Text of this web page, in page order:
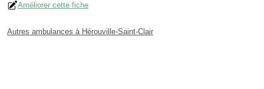
Améliorer cette fiche
Autres ambulances à Hérouville-Saint-Clair